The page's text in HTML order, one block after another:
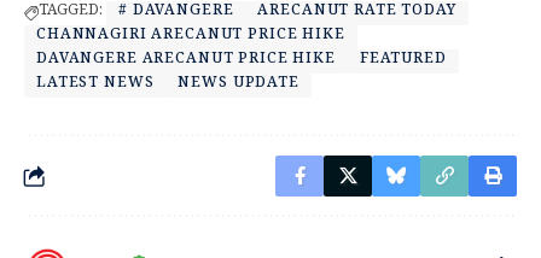
TAGGED: # DAVANGERE
ARECANUT RATE TODAY
CHANNAGIRI ARECANUT PRICE HIKE
DAVANGERE ARECANUT PRICE HIKE
FEATURED
LATEST NEWS
NEWS UPDATE